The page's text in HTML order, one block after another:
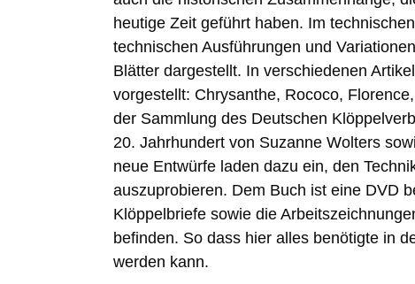
heutige Zeit geführt haben. Im
technischen Ausführungen und
Blätter dargestellt. In verschiedenen
vorgestellt: Chrysanthe, Rococo,
der Sammlung des Deutschen
20. Jahrhundert von Suzanne Wolters
neue Entwürfe laden dazu ein, den
auszuprobieren. Dem Buch ist eine DVD
Klöppelbriefe sowie die
befinden. So dass hier alles benötigte in
werden kann.